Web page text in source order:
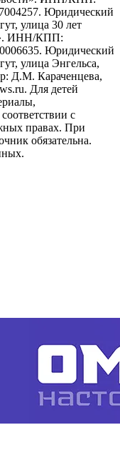
Юридический
улица 30 лет
ИНН/КПП:
Юридический
улица Энгельса,
Д.М. Караченцева,
Для детей
с
правах. При
обязательна.